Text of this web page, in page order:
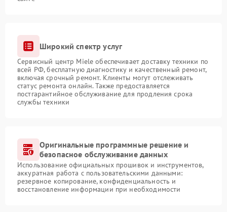
Широкий спектр услуг
Сервисный центр Miele обеспечивает доставку техники по
всей РФ, бесплатную диагностику и качественный ремонт,
включая срочный ремонт. Клиенты могут отслеживать
статус ремонта онлайн. Также предоставляется
постгарантийное обслуживание для продления срока
службы техники
Оригинальные программные решение и
безопасное обслуживание данных
Использование официальных прошивок и инструментов,
аккуратная работа с пользовательскими данными:
резервное копирование, конфиденциальность и
восстановление информации при необходимости